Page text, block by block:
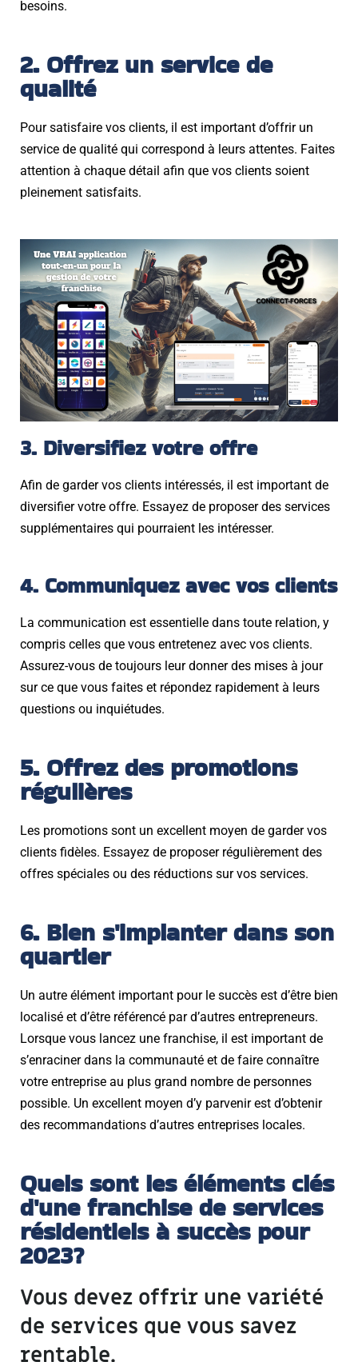
besoins.
2. Offrez un service de
qualité
Pour satisfaire vos clients, il est important d’offrir un
service de qualité qui correspond à leurs attentes. Faites
attention à chaque détail afin que vos clients soient
pleinement satisfaits.
3. Diversifiez votre offre
Afin de garder vos clients intéressés, il est important de
diversifier votre offre. Essayez de proposer des services
supplémentaires qui pourraient les intéresser.
4. Communiquez avec vos clients
La communication est essentielle dans toute relation, y
compris celles que vous entretenez avec vos clients.
Assurez-vous de toujours leur donner des mises à jour
sur ce que vous faites et répondez rapidement à leurs
questions ou inquiétudes.
5. Offrez des promotions
régulières
Les promotions sont un excellent moyen de garder vos
clients fidèles. Essayez de proposer régulièrement des
offres spéciales ou des réductions sur vos services.
6. Bien s'implanter dans son
quartier
Un autre élément important pour le succès est d’être bien
localisé et d’être référencé par d’autres entrepreneurs.
Lorsque vous lancez une franchise, il est important de
s’enraciner dans la communauté et de faire connaître
votre entreprise au plus grand nombre de personnes
possible. Un excellent moyen d’y parvenir est d’obtenir
des recommandations d’autres entreprises locales.
Quels sont les éléments clés
d'une franchise de services
résidentiels à succès pour
2023?
Vous devez offrir une variété
de services que vous savez
rentable.